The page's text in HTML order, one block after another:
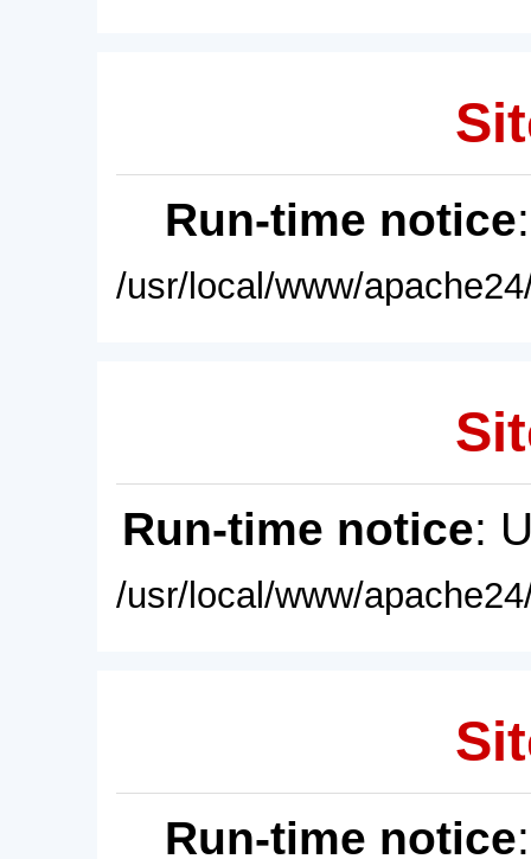
Run-time notice
/usr/local/www/
Run-time notice:
/usr/local/www/
Run-time notice